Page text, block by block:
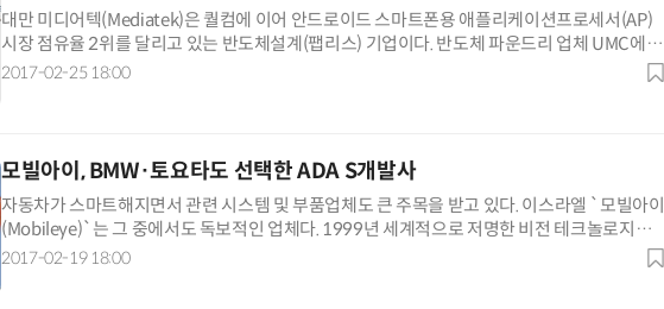
대만 미디어텍(Mediatek)은 퀄컴에 이어 안드로이드 스마트폰용 애플리케이션프로세서(AP)
시장 점유율 2위를 달리고 있는 반도체설계(팹리스) 기업이다. 반도체 파운드리 업체 UMC에서
디자인하우스로 처음 설립되...
2017-02-25 18:00
모빌아이, BMW·토요타도 선택한 ADA S개발사
자동차가 스마트해지면서 관련 시스템 및 부품업체도 큰 주목을 받고 있다. 이스라엘 `모빌아이
(Mobileye)`는 그 중에서도 독보적인 업체다. 1999년 세계적으로 저명한 비전 테크놀로지
(Vision Technology) 과학자...
2017-02-19 18:00